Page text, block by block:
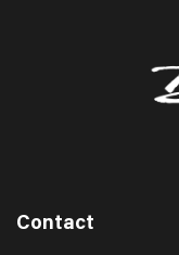
Contact